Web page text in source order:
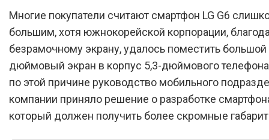
Многие покупатели считают смартфон LG G6
большим, хотя южнокорейской корпорации,
безрамочному экрану, удалось поместить большой
дюймовый экран в корпус 5,3-дюймового
по этой причине руководство мобильного
компании приняло решение о разработке
который должен получить более скромные